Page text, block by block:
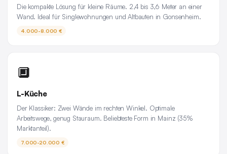
Die kompakte Lösung für kleine Räume. 2,4 bis 3,6 Meter an einer
Wand. Ideal für Singlewohnungen und Altbauten in Gonsenheim.
4.000-8.000 €
🔲
L-Küche
Der Klassiker: Zwei Wände im rechten Winkel. Optimale
Arbeitswege, genug Stauraum. Beliebteste Form in Mainz (35%
Marktanteil).
7.000-20.000 €